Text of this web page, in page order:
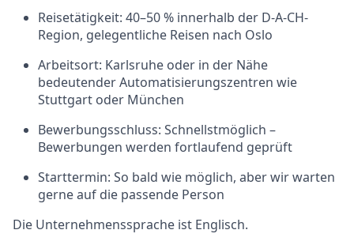
Reisetätigkeit: 40–50 % innerhalb der D-A-CH-
Region, gelegentliche Reisen nach Oslo
Arbeitsort: Karlsruhe oder in der Nähe
bedeutender Automatisierungszentren wie
Stuttgart oder München
Bewerbungsschluss: Schnellstmöglich –
Bewerbungen werden fortlaufend geprüft
Starttermin: So bald wie möglich, aber wir warten
gerne auf die passende Person
Die Unternehmenssprache ist Englisch.